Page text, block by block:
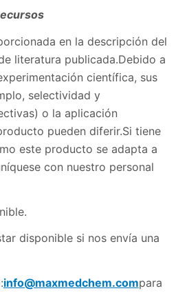
en la descripción del
literatura publicada.Debido a
científica, sus
selectividad y
o la aplicación
pueden diferir.Si tiene
este producto se adapta a
con nuestro personal
disponible si nos envía una
info@maxmedchem.compara